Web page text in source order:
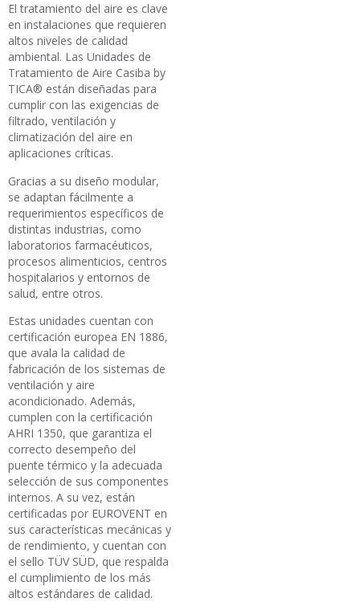
El tratamiento del aire es clave
en instalaciones que requieren
altos niveles de calidad
ambiental. Las Unidades de
Tratamiento de Aire Casiba by
TICA® están diseñadas para
cumplir con las exigencias de
filtrado, ventilación y
climatización del aire en
aplicaciones críticas.
Gracias a su diseño modular,
se adaptan fácilmente a
requerimientos específicos de
distintas industrias, como
laboratorios farmacéuticos,
procesos alimenticios, centros
hospitalarios y entornos de
salud, entre otros.
Estas unidades cuentan con
certificación europea EN 1886,
que avala la calidad de
fabricación de los sistemas de
ventilación y aire
acondicionado. Además,
cumplen con la certificación
AHRI 1350, que garantiza el
correcto desempeño del
puente térmico y la adecuada
selección de sus componentes
internos. A su vez, están
certificadas por EUROVENT en
sus características mecánicas y
de rendimiento, y cuentan con
el sello TÜV SÜD, que respalda
el cumplimiento de los más
altos estándares de calidad.